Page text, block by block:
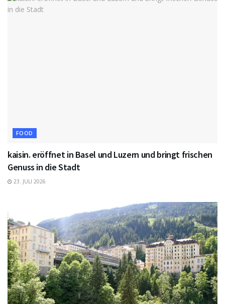
FOOD
kaisin. eröffnet in Basel und Luzern und bringt frischen
Genuss in die Stadt
23. JULI 2026